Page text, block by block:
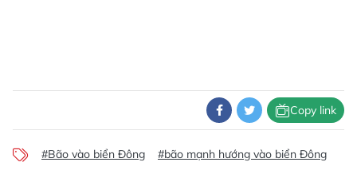
Copy link
#Bão vào biển Đông #bão mạnh hướng vào biển Đông